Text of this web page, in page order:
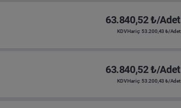
63.840,52 ₺/Adet
KDV Hariç: 53.200,43 ₺/Adet
63.840,52 ₺/Adet
KDV Hariç: 53.200,43 ₺/Adet